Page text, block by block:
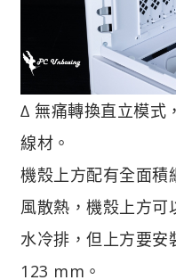
∆ 無痛轉換直立模式
線材。
機殼上方配有全面積
風散熱，機殼上方
水冷排，但上方要安
123 mm。